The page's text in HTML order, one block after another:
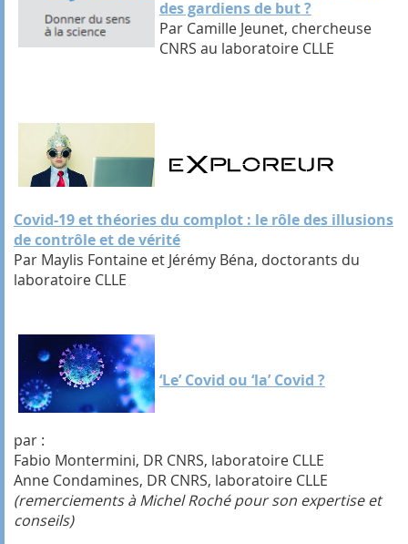
des gardiens de but ?
Par Camille Jeunet, chercheuse
CNRS au laboratoire CLLE
Covid-19 et théories du complot : le rôle des illusions
de contrôle et de vérité
Par Maylis Fontaine et Jérémy Béna, doctorants du
laboratoire CLLE
‘Le’ Covid ou ‘la’ Covid ?
par :
Fabio Montermini, DR CNRS, laboratoire CLLE
Anne Condamines, DR CNRS, laboratoire CLLE
(remerciements à Michel Roché pour son expertise et
conseils)